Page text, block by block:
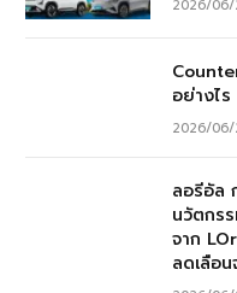
2026/06/
อย่างไ
2026/06/
ลอรีอัล
นวัตกร
จาก
ลดเลือ